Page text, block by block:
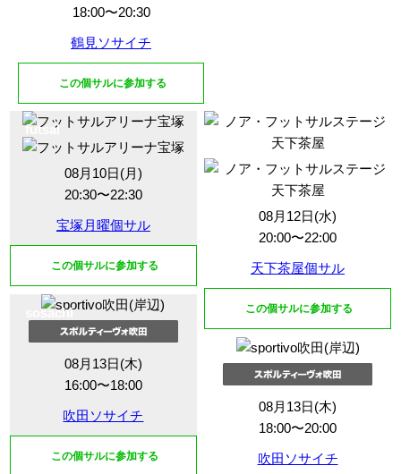
18:00〜20:30
鶴見ソサイチ
この個サルに参加する
08月10日(月)
20:30〜22:30
宝塚月曜個サル
futsal
この個サルに参加する
08月12日(水)
20:00〜22:00
天下茶屋個サル
futsal
この個サルに参加する
08月13日(木)
16:00〜18:00
吹田ソサイチ
sosachi
この個サルに参加する
08月13日(木)
18:00〜20:00
吹田ソサイチ
sosachi